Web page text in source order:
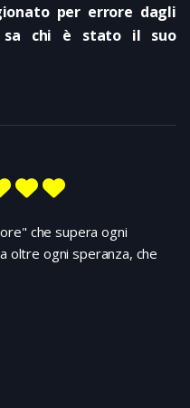
per errore dagli
sa chi è stato il suo
che supera ogni
oltre ogni speranza, che